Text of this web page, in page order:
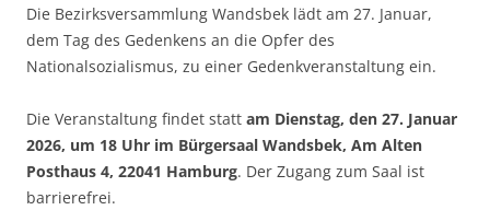
Die Bezirksversammlung Wandsbek lädt am 27. Januar,
dem Tag des Gedenkens an die Opfer des
Nationalsozialismus, zu einer Gedenkveranstaltung ein.
Die Veranstaltung findet statt am Dienstag, den 27. Januar
2026, um 18 Uhr im Bürgersaal Wandsbek, Am Alten
Posthaus 4, 22041 Hamburg. Der Zugang zum Saal ist
barrierefrei.